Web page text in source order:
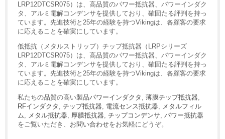
LRP12DTCSR075）は、高品質のパワー抵抗器、パワーインダク
タ、アルミ電解コンデンサを提供しており、確固たる評判を持っ
ています。先進技術と25年の経験を持つVikingは、各顧客の要求
に応えることを確実にしています。
低抵抗（メタルストリップ）チップ抵抗器（LRPシリーズ
LRP12DTCSR075）は、高品質のパワー抵抗器、パワーインダク
タ、アルミ電解コンデンサを提供しており、確固たる評判を持っ
ています。先進技術と25年の経験を持つVikingは、各顧客の要求
に応えることを確実にしています。
私たちの品質の高い製品パワーインダクタ , 薄膜チップ抵抗器,
RFインダクタ , チップ抵抗器, 電流センス抵抗器, メタルフィル
ム, メタル抵抗器, 厚膜抵抗器, チップコンデンサ, パワー抵抗器
をご覧いただき、 お問い合わせをお気軽にどうぞ。